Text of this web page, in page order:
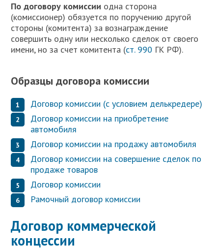
По договору комиссии одна сторона
(комиссионер) обязуется по поручению другой
стороны (комитента) за вознаграждение
совершить одну или несколько сделок от своего
имени, но за счет комитента (ст. 990 ГК РФ).
Образцы договора комиссии
Договор комиссии (с условием делькредере)
Договор комиссии на приобретение
автомобиля
Договор комиссии на продажу автомобиля
Договор комиссии на совершение сделок по
продаже товаров
Договор комиссии
Рамочный договор комиссии
Договор коммерческой
концессии